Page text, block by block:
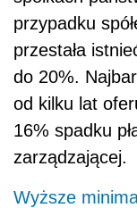
przypadku
przestała
do 20%.
od kilku lat
16% spadku
zarządzającej.
Wyższe